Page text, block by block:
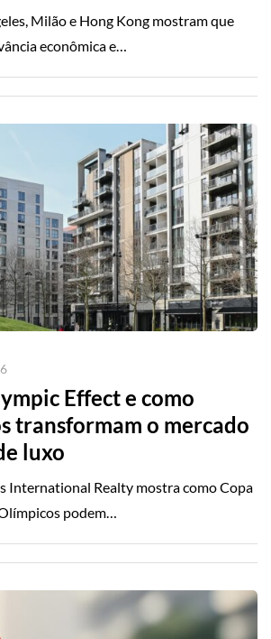
Milão e Hong Kong mostram que
econômica e…
Effect e como
transformam o mercado
luxo
International Realty mostra como Copa
podem…